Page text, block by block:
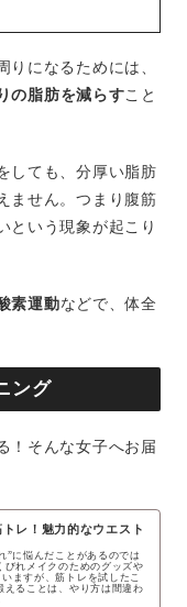
りになるためには、
の脂肪を減らすこと
しても、分厚い脂肪
ません。つまり腹筋
という現象が起こり
素運動などで、体全
ング
！そんな女子へお届
レ！魅力的なウエスト
”に悩んだことがあるのでは
びれメイクのためのグッズや
ますが、筋トレを試したこ
えることは、やり方は間違わ